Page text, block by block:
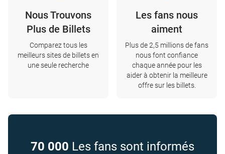
Nous Trouvons
Plus de Billets
Comparez tous les
meilleurs sites de billets en
une seule recherche
Les fans nous
aiment
Plus de 2,5 millions de fans
nous font confiance
chaque année pour les
aider à obtenir la meilleure
offre sur les billets.
70 000 Les fans sont informés